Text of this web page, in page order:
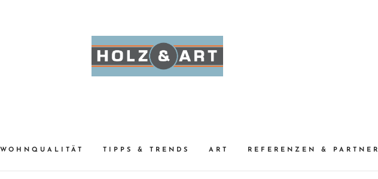
WOHNQUALITÄT TIPPS & TRENDS ART REFERENZEN & PARTNER